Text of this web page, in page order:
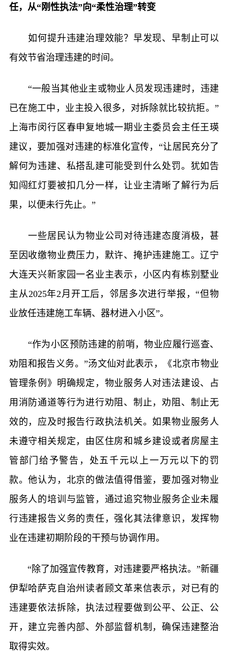
任，从“刚性执法”向“柔性治理”转变
如何提升违建治理效能？早发现、早制止可以
有效节省治理违建的时间。
“一般当其他业主或物业人员发现违建时，违建
已在施工中，业主投入很多，对拆除就比较抗拒。”
上海市闵行区春申复地城一期业主委员会主任王瑛
建议，要加强对违建的标准化宣传，“让居民充分了
解何为违建、私搭乱建可能受到什么处罚。犹如告
知闯红灯要被扣几分一样，让业主清晰了解行为后
果，以便未行先止。”
一些居民认为物业公司对待违建态度消极，甚
至因收缴物业费压力，默许、掩护违建施工。辽宁
大连天兴新家园一名业主表示，小区内有栋别墅业
主从2025年2月开工后，邻居多次进行举报，“但物
业放任违建施工车辆、器材进入小区”。
“作为小区预防违建的前哨，物业应履行巡查、
劝阻和报告义务。”汤文仙对此表示，《北京市物业
管理条例》明确规定，物业服务人对违法建设、占
用消防通道等行为进行劝阻、制止，劝阻、制止无
效的，应及时报告行政执法机关。如果物业服务人
未遵守相关规定，由区住房和城乡建设或者房屋主
管部门给予警告，处五千元以上一万元以下的罚
款。他认为，北京的做法值得借鉴，要加强对物业
服务人的培训与监管，通过追究物业服务企业未履
行违建报告义务的责任，强化其法律意识，发挥物
业在违建初期阶段的干预与协调作用。
“除了加强宣传教育，对违建要严格执法。”新疆
伊犁哈萨克自治州读者顾文革来信表示，对已有的
违建要依法拆除，执法过程要做到公平、公正、公
开，建立完善内部、外部监督机制，确保违建整治
取得实效。